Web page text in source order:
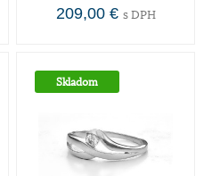
209,00 € s DPH
Skladom